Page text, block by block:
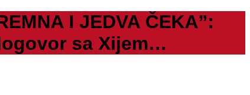
I JEDVA ČEKA”:
sa Xijem…